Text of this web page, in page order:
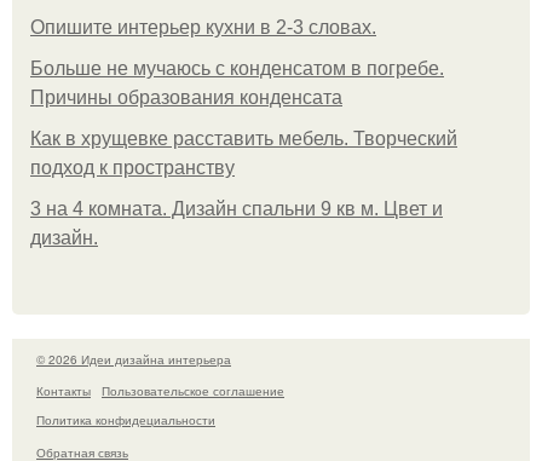
Опишите интерьер кухни в 2-3 словах.
Больше не мучаюсь с конденсатом в погребе.
Причины образования конденсата
Как в хрущевке расставить мебель. Творческий
подход к пространству
3 на 4 комната. Дизайн спальни 9 кв м. Цвет и
дизайн.
© 2026 Идеи дизайна интерьера
Контакты
Пользовательское соглашение
Политика конфидециальности
Обратная связь